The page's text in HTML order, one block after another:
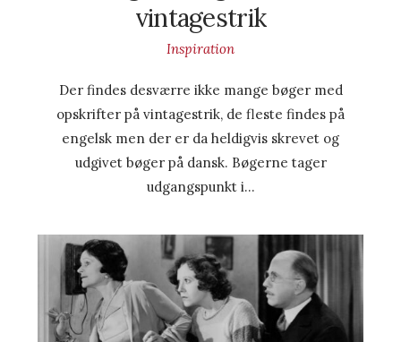
vintagestrik
Inspiration
Der findes desværre ikke mange bøger med
opskrifter på vintagestrik, de fleste findes på
engelsk men der er da heldigvis skrevet og
udgivet bøger på dansk. Bøgerne tager
udgangspunkt i…